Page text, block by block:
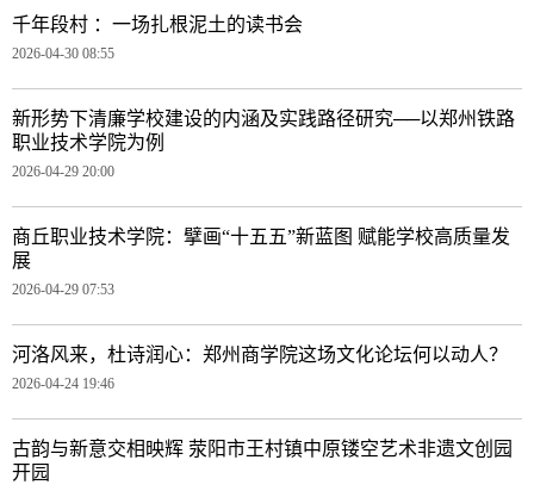
千年段村 ：一场扎根泥土的读书会
2026-04-30 08:55
新形势下清廉学校建设的内涵及实践路径研究──以郑州铁路
职业技术学院为例
2026-04-29 20:00
商丘职业技术学院：擘画“十五五”新蓝图 赋能学校高质量发
展
2026-04-29 07:53
河洛风来，杜诗润心：郑州商学院这场文化论坛何以动人？
2026-04-24 19:46
古韵与新意交相映辉 荥阳市王村镇中原镂空艺术非遗文创园
开园